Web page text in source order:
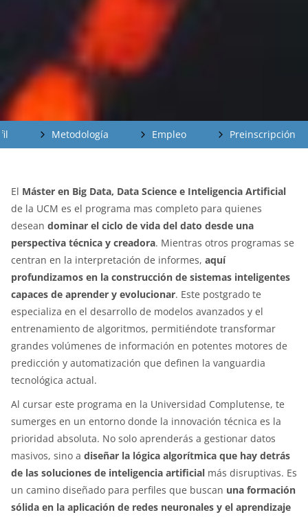
Metodología Empleo Preinscripción
El Máster en Big Data, Data Science e Inteligencia Artificial
de la UCM es el programa mas completo para quienes
desean dominar el ciclo de vida del dato desde una
perspectiva técnica y creadora. Mientras otros programas se
centran en la interpretación de informes, aquí
profundizamos en la construcción de sistemas inteligentes
capaces de aprender y evolucionar. Este postgrado te
especializa en el desarrollo de modelos avanzados y el
entrenamiento de algoritmos, permitiéndote transformar
grandes volúmenes de información en potentes motores de
predicción y automatización que definen la vanguardia
tecnológica actual.
Al cursar este programa en la Universidad Complutense, te
sumerges en un entorno donde la innovación técnica es la
prioridad absoluta. No solo aprenderás a gestionar datos
masivos, sino a diseñar la lógica algorítmica que hay detrás
de las soluciones de inteligencia artificial más disruptivas. Es
un camino diseñado para perfiles que buscan una formación
sólida en la aplicación de redes neuronales y el aprendizaje